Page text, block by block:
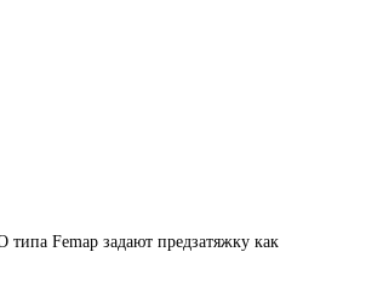
Femap задают предзатяжку как